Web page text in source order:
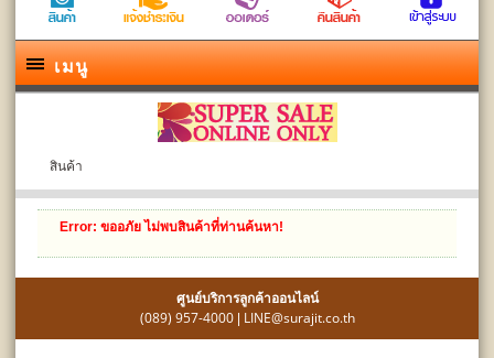
เมนู
สินค้า
Error: ขออภัย ไม่พบสินค้าที่ท่านค้นหา!
ศูนย์บริการลูกค้าออนไลน์
(089) 957-4000| LINE@surajit.co.th